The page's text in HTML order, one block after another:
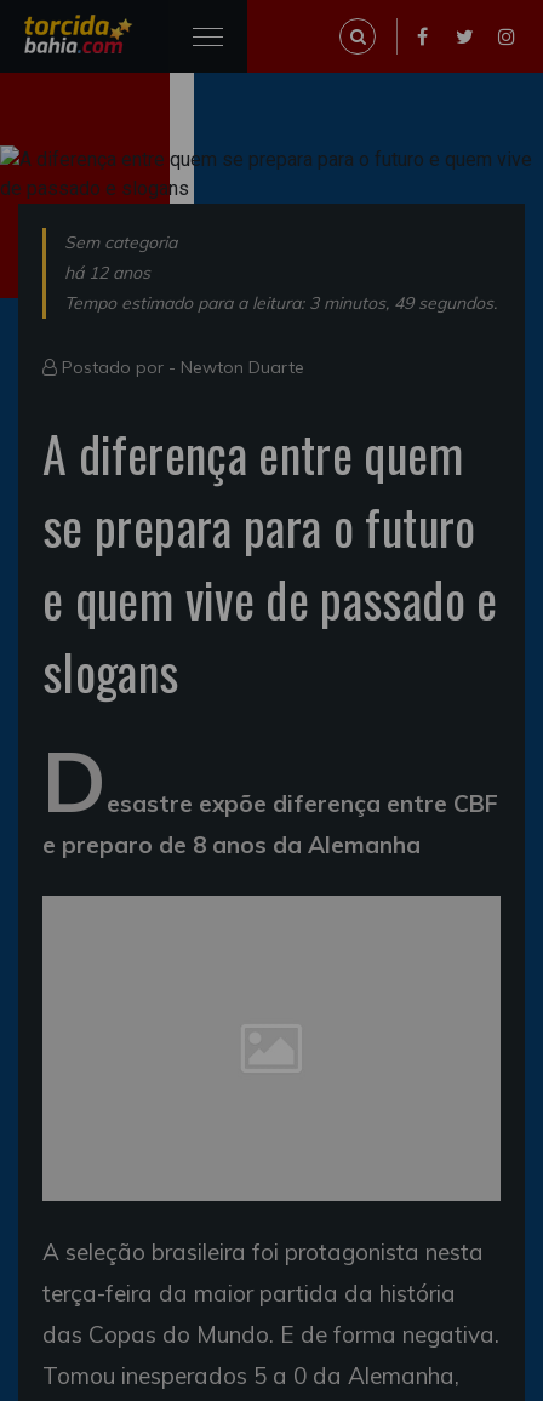
Sem categoria
há 12 anos
Tempo estimado para a leitura: 3 minutos, 49 segundos.
Postado por - Newton Duarte
A diferença entre quem
se prepara para o futuro
e quem vive de passado e
slogans
D esastre expõe diferença entre CBF
e preparo de 8 anos da Alemanha
A seleção brasileira foi protagonista nesta
terça-feira da maior partida da história
das Copas do Mundo. E de forma negativa.
Tomou inesperados 5 a 0 da Alemanha,